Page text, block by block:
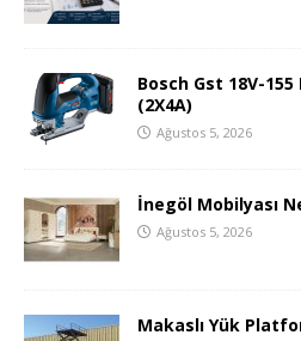
Bosch Gst 18V-
(2X4A)
Ağustos 5, 2026
İnegöl Mobilyası
Ağustos 5, 2026
Makaslı Yük